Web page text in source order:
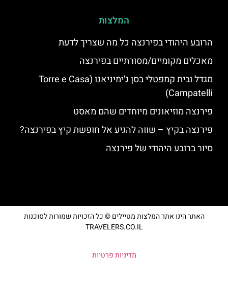
המלצות
הרובע היהודי בפירנצה כל מה שצריך לדעת
מאכלים מקומיים/מסורתיים בפירנצה
מגדל ובית קמפטלי בסן ג'ימיניאנו (Torre e Casa
Campatelli)
פירנצה מוזיאונים מיוחדים שהם מאסט
פירנצה בקיץ – שווה להגיע אל חופשת קיץ בפירנצה?
סיור ברובע היהודי של פירנצה
האתר הינו אתר המלצות מטיילים © כל הזכויות שמורות לסוכנות
TRAVELERS.CO.IL
מדיניות פרטיות